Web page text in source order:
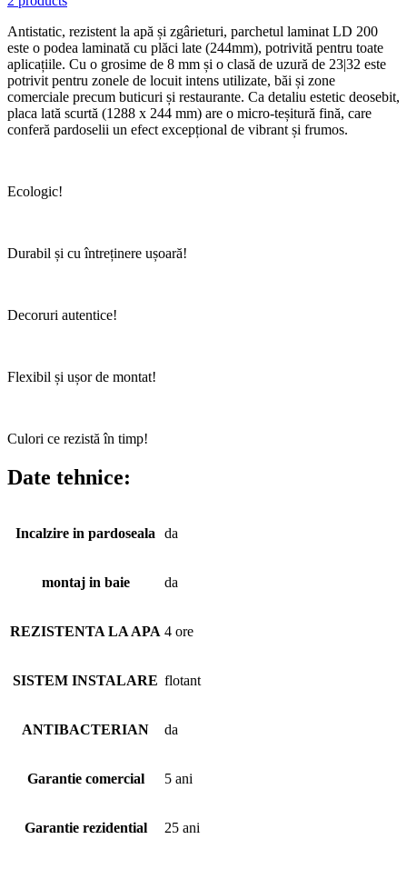
Antistatic, rezistent la apă și zgârieturi, parchetul laminat LD 200
este o podea laminată cu plăci late (244mm), potrivită pentru toate
aplicațiile. Cu o grosime de 8 mm și o clasă de uzură de 23|32 este
potrivit pentru zonele de locuit intens utilizate, băi și zone
comerciale precum buticuri și restaurante. Ca detaliu estetic deosebit,
placa lată scurtă (1288 x 244 mm) are o micro-teșitură fină, care
conferă pardoselii un efect excepțional de vibrant și frumos.
Ecologic!
Durabil și cu întreținere ușoară!
Decoruri autentice!
Flexibil și ușor de montat!
Culori ce rezistă în timp!
Date tehnice:
Incalzire in pardoseala da
montaj in baie da
REZISTENTA LA APA 4 ore
SISTEM INSTALARE flotant
ANTIBACTERIAN da
Garantie comercial 5 ani
Garantie rezidential 25 ani